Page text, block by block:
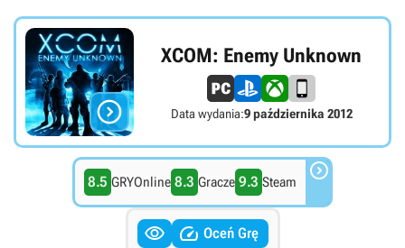

XCOM: Enemy Unknown
Data wydania:9 października 2012
8.5 GRYOnline 8.3 Gracze 9.3 Steam 
  Oceń Grę